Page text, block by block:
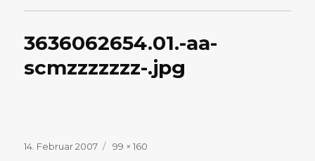
3636062654.01.-aa-
scmzzzzzzz-.jpg
Veröffentlicht
14. Februar 2007
Volle
99 × 160